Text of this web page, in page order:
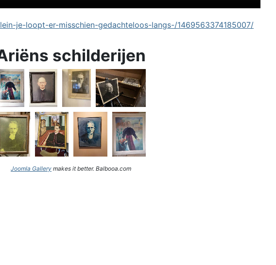
je-loopt-er-misschien-gedachteloos-langs-/1469563374185007/
schilderijen
Joomla Gallery makes it better. Balbooa.com